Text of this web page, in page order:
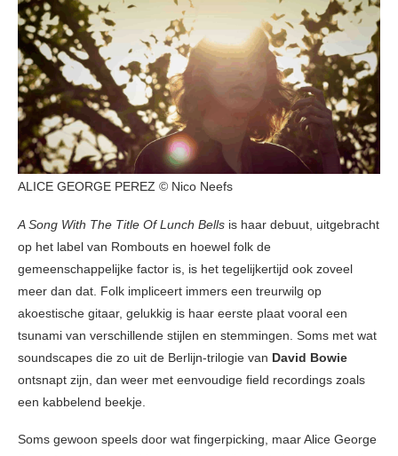
ALICE GEORGE PEREZ © Nico Neefs
A Song With The Title Of Lunch Bells is haar debuut, uitgebracht
op het label van Rombouts en hoewel folk de
gemeenschappelijke factor is, is het tegelijkertijd ook zoveel
meer dan dat. Folk impliceert immers een treurwilg op
akoestische gitaar, gelukkig is haar eerste plaat vooral een
tsunami van verschillende stijlen en stemmingen. Soms met wat
soundscapes die zo uit de Berlijn-trilogie van David Bowie
ontsnapt zijn, dan weer met eenvoudige field recordings zoals
een kabbelend beekje.
Soms gewoon speels door wat fingerpicking, maar Alice George